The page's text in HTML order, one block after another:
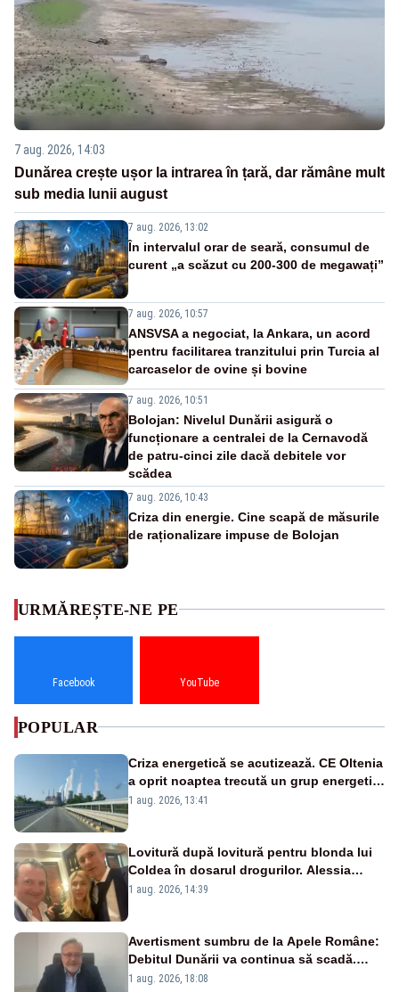
7 aug. 2026, 14:03
Dunărea crește ușor la intrarea în țară, dar rămâne mult
sub media lunii august
7 aug. 2026, 13:02
În intervalul orar de seară, consumul de
curent „a scăzut cu 200-300 de megawați”
7 aug. 2026, 10:57
ANSVSA a negociat, la Ankara, un acord
pentru facilitarea tranzitului prin Turcia al
carcaselor de ovine și bovine
7 aug. 2026, 10:51
Bolojan: Nivelul Dunării asigură o
funcționare a centralei de la Cernavodă
de patru-cinci zile dacă debitele vor
scădea
7 aug. 2026, 10:43
Criza din energie. Cine scapă de măsurile
de raționalizare impuse de Bolojan
URMĂREȘTE-NE PE
Facebook YouTube
POPULAR
Criza energetică se acutizează. CE Oltenia
a oprit noaptea trecută un grup energetic
de la Rovinari
1 aug. 2026, 13:41
Lovitură după lovitură pentru blonda lui
Coldea în dosarul drogurilor. Alessia
Păcuraru explică decizia magistraților
1 aug. 2026, 14:39
Avertisment sumbru de la Apele Române:
Debitul Dunării va continua să scadă.
Cernavodă s-ar putea închide în 4 zile
1 aug. 2026, 18:08